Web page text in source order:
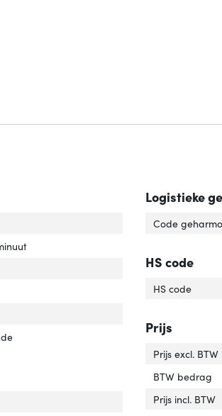
capaciteit'
rotatiesnelheid'
omvang'
schijf, omvang'
Logistieke
Code
HS code
HS code
Prijs
Prijs excl. BTW
BTW bedrag
Prijs incl. BTW